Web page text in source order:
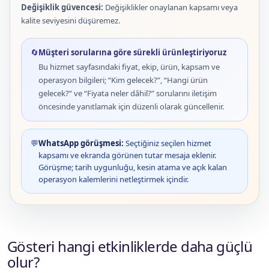
Değişiklik güvencesi: Değişiklikler onaylanan kapsamı veya
kalite seviyesini düşüremez.
🔄Müşteri sorularına göre sürekli ürünleştiriyoruz
Bu hizmet sayfasındaki fiyat, ekip, ürün, kapsam ve
operasyon bilgileri; “Kim gelecek?”, “Hangi ürün
gelecek?” ve “Fiyata neler dâhil?” sorularını iletişim
öncesinde yanıtlamak için düzenli olarak güncellenir.
💬WhatsApp görüşmesi: Seçtiğiniz seçilen hizmet
kapsamı ve ekranda görünen tutar mesaja eklenir.
Görüşme; tarih uygunluğu, kesin atama ve açık kalan
operasyon kalemlerini netleştirmek içindir.
Gösteri hangi etkinliklerde daha güçlü
olur?